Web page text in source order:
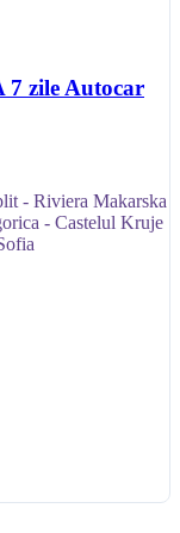
zile Autocar
- Riviera Makarska
- Castelul Kruje